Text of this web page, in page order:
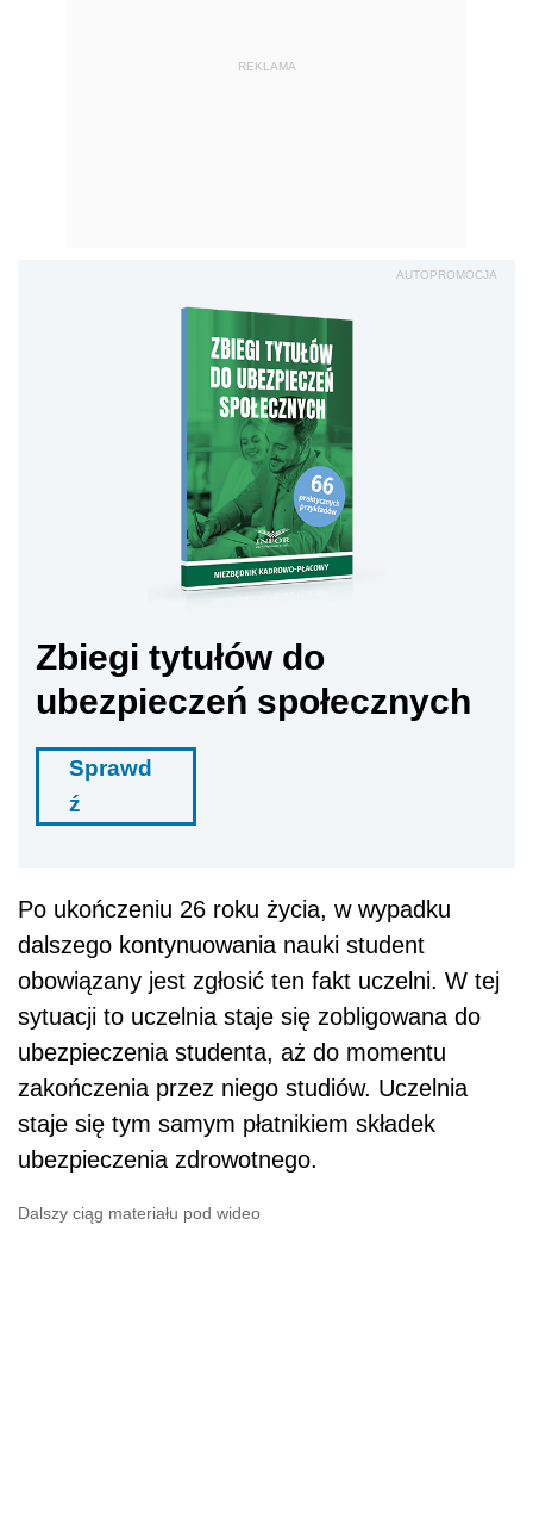
REKLAMA
AUTOPROMOCJA
Zbiegi tytułów do
ubezpieczeń społecznych
Sprawd
ź
Po ukończeniu 26 roku życia, w wypadku
dalszego kontynuowania nauki student
obowiązany jest zgłosić ten fakt uczelni. W tej
sytuacji to uczelnia staje się zobligowana do
ubezpieczenia studenta, aż do momentu
zakończenia przez niego studiów. Uczelnia
staje się tym samym płatnikiem składek
ubezpieczenia zdrowotnego.
Dalszy ciąg materiału pod wideo